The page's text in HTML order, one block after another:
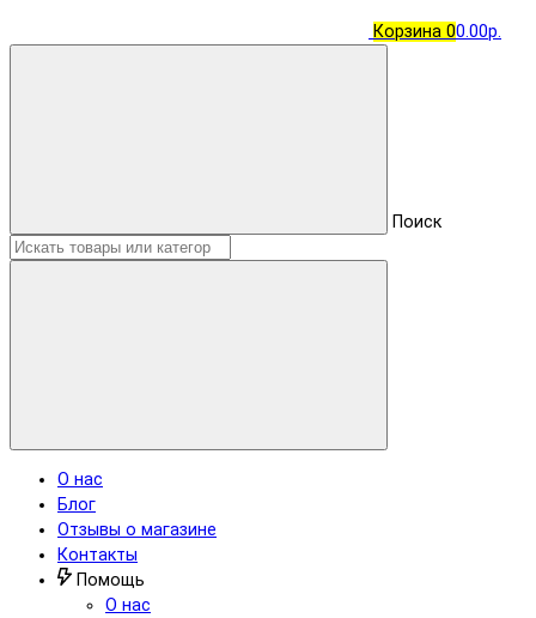
Корзина 00.00р.
Поиск
О нас
Блог
Отзывы о магазине
Контакты
Помощь
О нас